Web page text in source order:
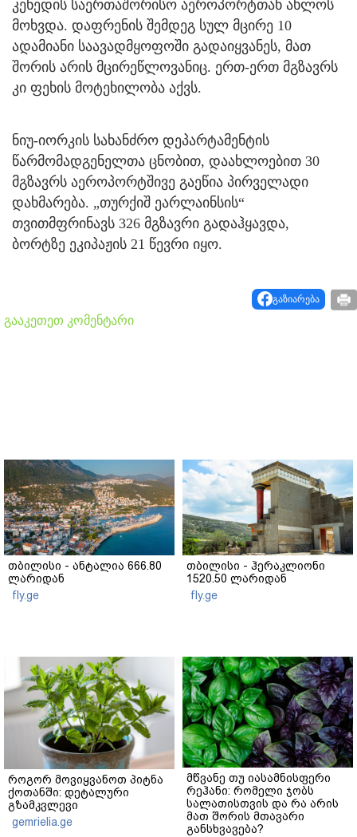
კენედის საერთაშორისო აეროპორტთან ახლოს
მოხვდა. დაფრენის შემდეგ სულ მცირე 10
ადამიანი საავადმყოფოში გადაიყვანეს, მათ
შორის არის მცირეწლოვანიც. ერთ-ერთ მგზავრს
კი ფეხის მოტეხილობა აქვს.
ნიუ-იორკის სახანძრო დეპარტამენტის
წარმომადგენელთა ცნობით, დაახლოებით 30
მგზავრს აეროპორტშივე გაეწია პირველადი
დახმარება. „თურქიშ ეარლაინსის“
თვითმფრინავს 326 მგზავრი გადაჰყავდა,
ბორტზე ეკიპაჟის 21 წევრი იყო.
გაზიარება
გააკეთეთ კომენტარი
თბილისი - ანტალია 666.80
ლარიდან
fly.ge
თბილისი - ჰერაკლიონი
1520.50 ლარიდან
fly.ge
როგორ მოვიყვანოთ პიტნა
ქოთანში: დეტალური
გზამკვლევი
gemrielia.ge
მწვანე თუ იასამნისფერი
რეჰანი: რომელი ჯობს
სალათისთვის და რა არის
მათ შორის მთავარი
განსხვავება?